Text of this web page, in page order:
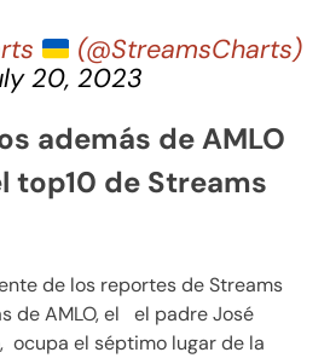
(@StreamsCharts)
20, 2023
además de AMLO
top10 de Streams
de los reportes de Streams
de AMLO, el el padre José
ocupa el séptimo lugar de la